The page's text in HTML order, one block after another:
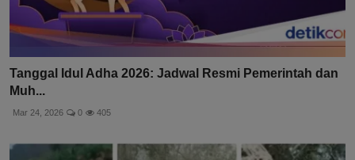
Tanggal Idul Adha 2026: Jadwal Resmi Pemerintah dan
Muh...
Mar 24, 2026 0 405